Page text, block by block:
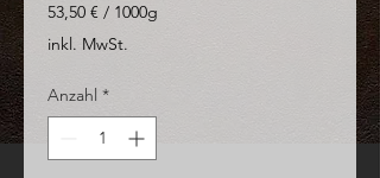
53,50 € / 1000g
53,50 €
Gramm
inkl. MwSt.
Anzahl *